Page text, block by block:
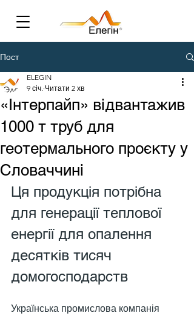
Пост
«Інтерпайп» відвантажив
1000 т труб для
геотермального проєкту у
Словаччині
ELEGIN
9 січ. Читати 2 хв
Ця продукція потрібна
для генерації теплової
енергії для опалення
десятків тисяч
домогосподарств
Українська промислова компанія